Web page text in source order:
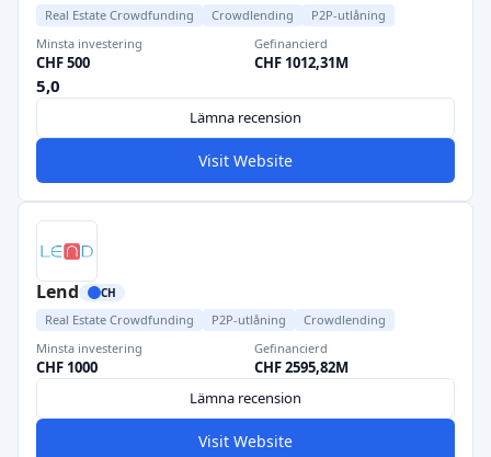
Real Estate Crowdfunding Crowdlending
P2P-utlåning
Minsta investering
CHF 500
Gefinancierd
CHF 1012,31M
5,0
Lämna recension
Visit Website
Lend CH
Real Estate Crowdfunding P2P-utlåning
Crowdlending
Minsta investering
CHF 1000
Gefinancierd
CHF 2595,82M
Lämna recension
Visit Website